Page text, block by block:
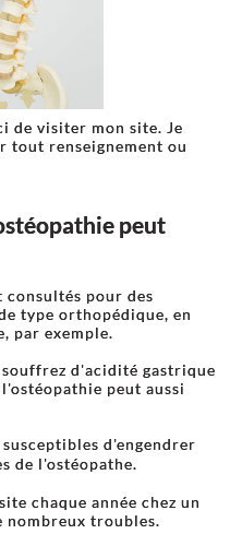
de visiter mon site. Je
tout renseignement ou
peut
consultés pour des
type orthopédique, en
par exemple.
souffrez d'acidité gastrique
peut aussi
d'engendrer
de l'ostéopathe.
chaque année chez un
nombreux troubles.